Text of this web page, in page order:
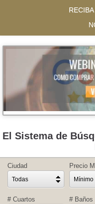
El Sistema de
Ciudad
Todas
Precio
Mínimo
# Cuartos # Baños